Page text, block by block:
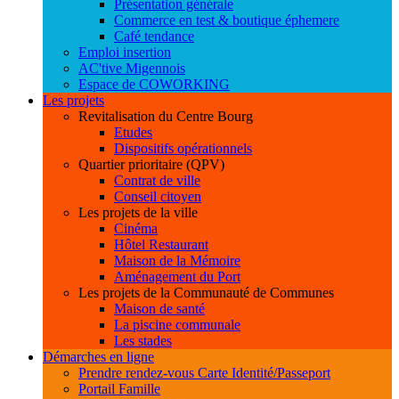
Présentation générale
Commerce en test & boutique éphemere
Café tendance
Emploi insertion
AC'tive Migennois
Espace de COWORKING
Les projets
Revitalisation du Centre Bourg
Etudes
Dispositifs opérationnels
Quartier prioritaire (QPV)
Contrat de ville
Conseil citoyen
Les projets de la ville
Cinéma
Hôtel Restaurant
Maison de la Mémoire
Aménagement du Port
Les projets de la Communauté de Communes
Maison de santé
La piscine communale
Les stades
Démarches en ligne
Prendre rendez-vous Carte Identité/Passeport
Portail Famille